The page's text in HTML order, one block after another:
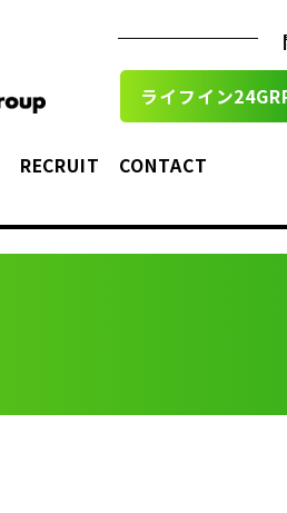
RECRUIT CONTACT
ライフイン